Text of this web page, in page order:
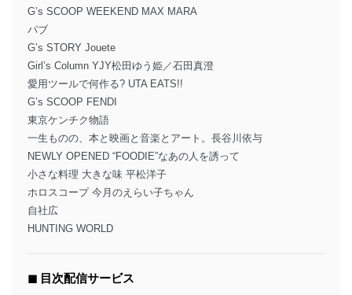
G’s SCOOP WEEKEND MAX MARA
パブ
G’s STORY Jouete
Girl’s Column YJY松田ゆう姫／石田真澄
愛用ツールで何作る? UTA EATS!!
G’s SCOOP FENDI
東京ケンチク物語
一生ものの、本と映画と音楽とアート。長谷川依与
NEWLY OPENED “FOODIE”なあの人を誘って
小さな料理 大きな味 平松洋子
ホロスコープ 今月のえらい子ちゃん
自社広
HUNTING WORLD
◼︎ 目次配信サービス